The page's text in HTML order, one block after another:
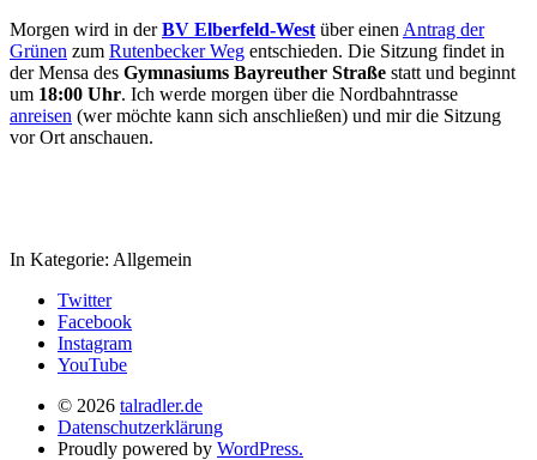
Morgen wird in derBV Elberfeld-West über einen Antrag der
Grünen zum Rutenbecker Weg entschieden. Die Sitzung findet in
der Mensa des Gymnasiums Bayreuther Straße statt und beginnt
um 18:00 Uhr. Ich werde morgen über die Nordbahntrasse
anreisen (wer möchte kann sich anschließen) und mir die Sitzung
vor Ort anschauen.
In Kategorie: Allgemein
Twitter
Facebook
Instagram
YouTube
© 2026 talradler.de
Datenschutzerklärung
Proudly powered by WordPress.